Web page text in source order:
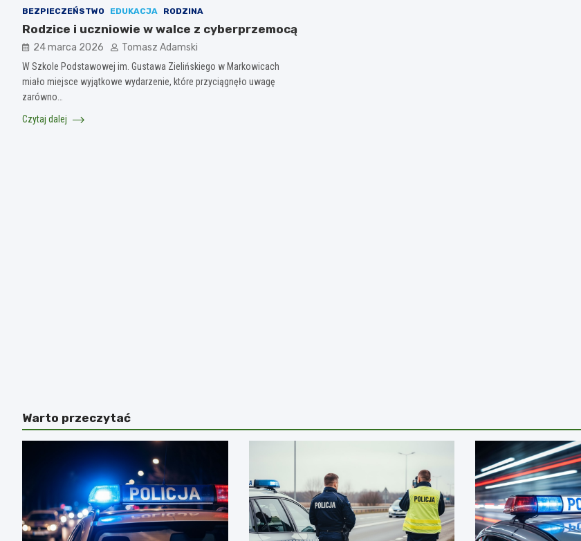
BEZPIECZEŃSTWO EDUKACJA RODZINA
Rodzice i uczniowie w walce z cyberprzemocą
24 marca 2026 Tomasz Adamski
W Szkole Podstawowej im. Gustawa Zielińskiego w Markowicach
miało miejsce wyjątkowe wydarzenie, które przyciągnęło uwagę
zarówno…
Czytaj dalej
Warto przeczytać